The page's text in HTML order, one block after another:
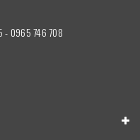
- 0965 746 708